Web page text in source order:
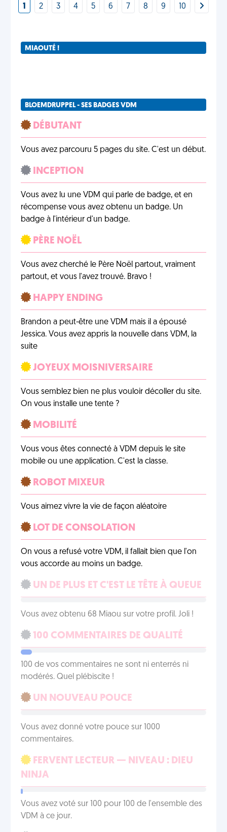
1 2 3 4 5 6 7 8 9 10
MIAOUTÉ !
BLOEMDRUPPEL - SES BADGES VDM
DÉBUTANT
Vous avez parcouru 5 pages du site. C'est un début.
INCEPTION
Vous avez lu une VDM qui parle de badge, et en
récompense vous avez obtenu un badge. Un
badge à l'intérieur d'un badge.
PÈRE NOËL
Vous avez cherché le Père Noël partout, vraiment
partout, et vous l'avez trouvé. Bravo !
HAPPY ENDING
Brandon a peut-être une VDM mais il a épousé
Jessica. Vous avez appris la nouvelle dans VDM, la
suite
JOYEUX MOISNIVERSAIRE
Vous semblez bien ne plus vouloir décoller du site.
On vous installe une tente ?
MOBILITÉ
Vous vous êtes connecté à VDM depuis le site
mobile ou une application. C'est la classe.
ROBOT MIXEUR
Vous aimez vivre la vie de façon aléatoire
LOT DE CONSOLATION
On vous a refusé votre VDM, il fallait bien que l'on
vous accorde au moins un badge.
UN DE PLUS ET C'EST LE TÊTE À QUEUE
Vous avez obtenu 68 Miaou sur votre profil. Joli !
100 COMMENTAIRES DE QUALITÉ
100 de vos commentaires ne sont ni enterrés ni
modérés. Quel plébiscite !
UN NOUVEAU POUCE
Vous avez donné votre pouce sur 1000
commentaires.
FERVENT LECTEUR — NIVEAU : DIEU
NINJA
Vous avez voté sur 100 pour 100 de l'ensemble des
VDM à ce jour.